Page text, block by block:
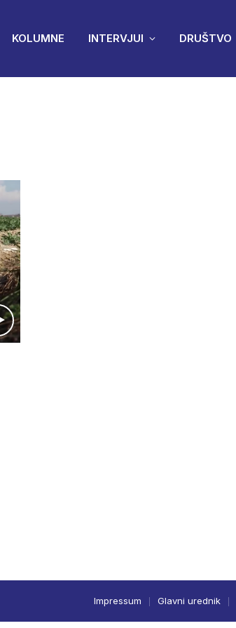
KOLUMNE INTERVJUI DRUŠTVO
Impressum Glavni urednik